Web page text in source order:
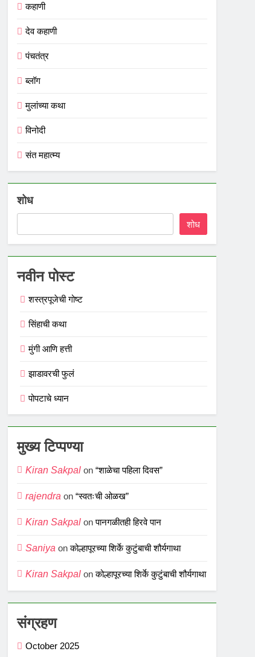
कहाणी
देव कहाणी
पंचतंत्र
ब्लॉग
मुलांच्या कथा
विनोदी
संत महात्म्य
शोध
शोध
नवीन पोस्ट
शस्त्रपूजेची गोष्ट
सिंहाची कथा
मुंगी आणि हत्ती
झाडावरची फुलं
पोपटाचे ध्यान
मुख्य टिप्पण्या
Kiran Sakpal on“शाळेचा पहिला दिवस”
rajendra on“स्वतःची ओळख”
Kiran Sakpal onपानगळीतही हिरवे पान
Saniya onकोल्हापूरच्या शिर्के कुटुंबाची शौर्यगाथा
Kiran Sakpal onकोल्हापूरच्या शिर्के कुटुंबाची शौर्यगाथा
संग्रहण
October 2025